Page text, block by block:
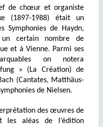
de chœur et organiste
(1897-1988) était un
Symphonies de Haydn,
certain nombre de
et à Vienne. Parmi ses
on notera
» (La Création) de
(Cantates, Matthäus-
de Nielsen.
des œuvres de
les aléas de l’édition